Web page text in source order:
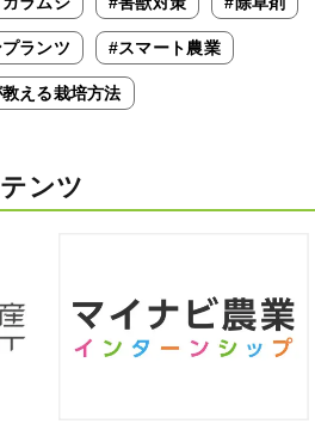
ランツ #スマート農業
える栽培方法
ンツ